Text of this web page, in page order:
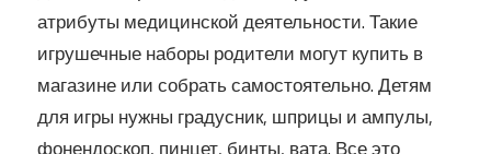
атрибуты медицинской деятельности. Такие
игрушечные наборы родители могут купить в
магазине или собрать самостоятельно. Детям
для игры нужны градусник, шприцы и ампулы,